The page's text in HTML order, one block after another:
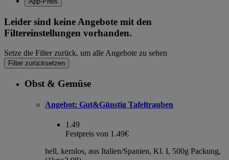
Leider sind keine Angebote mit den
Filtereinstellungen vorhanden.
Setze die Filter zurück, um alle Angebote zu sehen
Filter zurücksetzen
Obst & Gemüse
Angebot: Gut&Günstig Tafeltrauben
1.49
Festpreis von 1.49€
hell, kernlos, aus Italien/Spanien, Kl. I, 500g Packung,